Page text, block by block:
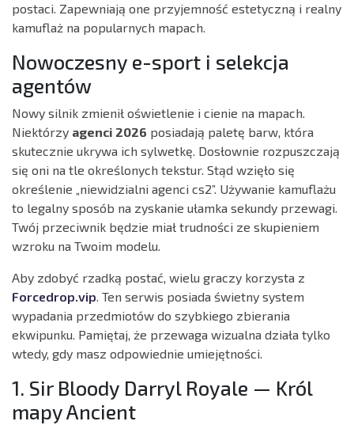
postaci. Zapewniają one przyjemność estetyczną i realny
kamuflaż na popularnych mapach.
Nowoczesny e-sport i selekcja
agentów
Nowy silnik zmienił oświetlenie i cienie na mapach.
Niektórzy agenci 2026 posiadają paletę barw, która
skutecznie ukrywa ich sylwetkę. Dosłownie rozpuszczają
się oni na tle określonych tekstur. Stąd wzięło się
określenie „niewidzialni agenci cs2”. Używanie kamuflażu
to legalny sposób na zyskanie ułamka sekundy przewagi.
Twój przeciwnik będzie miał trudności ze skupieniem
wzroku na Twoim modelu.
Aby zdobyć rzadką postać, wielu graczy korzysta z
Forcedrop.vip. Ten serwis posiada świetny system
wypadania przedmiotów do szybkiego zbierania
ekwipunku. Pamiętaj, że przewaga wizualna działa tylko
wtedy, gdy masz odpowiednie umiejętności.
1. Sir Bloody Darryl Royale — Król
mapy Ancient